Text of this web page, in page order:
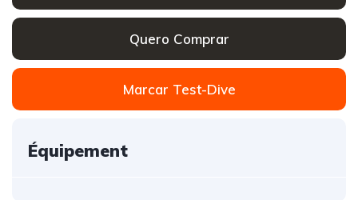
Quero Comprar
Marcar Test-Dive
Équipement